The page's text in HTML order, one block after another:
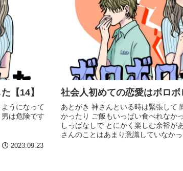
【14】
うになって
は危険です
2023.09.23
社会人初めての恋愛はボロボ
あとがき 神さんといる時は緊張して
かったり ご飯もいっぱい食べれなか
しっぱなしで とにかく楽しむ余裕が
さんのことはあまり意識していなかっ